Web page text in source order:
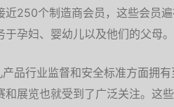
近250个制造商会员，这些会员
孕妇、婴幼儿以及他们的父母。
品行业监督和安全标准方面拥
和展览也就受到了广泛关注。这